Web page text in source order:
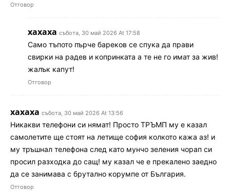
Отговор
хахаха събота, 30 май 2026 At 17:58
Само тъпото пърче бареков се спука да прави
свирки на радев и копринката а те не го имат за жив!
жалък капут!
Отговор
хахаха събота, 30 май 2026 At 13:56
Никакви телефони си нямат! Просто ТРЪМП му е казал
самолетите ще стоят на летище софия колкото кажа аз! и
му тръшнал телефона след като мунчо зеления чорап си
просил разходка до сащ! му казал че е прекалено заедно
да се занимава с брутално корумпе от България.
Отговор